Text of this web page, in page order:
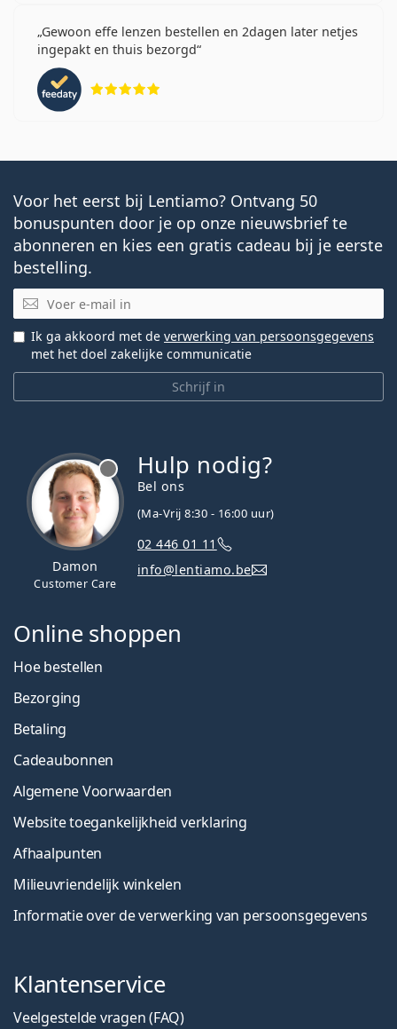
Gewoon effe lenzen bestellen en 2dagen later netjes
ingepakt en thuis bezorgd
Voor het eerst bij Lentiamo? Ontvang 50
bonuspunten door je op onze nieuwsbrief te
abonneren en kies een gratis cadeau bij je eerste
bestelling.
E-mail
Schrijf in
Ik ga akkoord met de verwerking van persoonsgegevens
met het doel zakelijke communicatie
Damon
Customer Care
Hulp nodig?
Bel ons
(Ma-Vrij 8:30 - 16:00 uur)
02 446 01 11
info@lentiamo.be
Online shoppen
Hoe bestellen
Bezorging
Betaling
Cadeaubonnen
Algemene Voorwaarden
Website toegankelijkheid verklaring
Afhaalpunten
Milieuvriendelijk winkelen
Informatie over de verwerking van persoonsgegevens
Klantenservice
Veelgestelde vragen (FAQ)